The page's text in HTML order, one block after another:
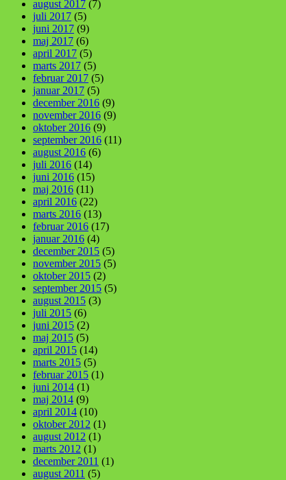
august 2017 (7)
juli 2017 (5)
juni 2017 (9)
maj 2017 (6)
april 2017 (5)
marts 2017 (5)
februar 2017 (5)
januar 2017 (5)
december 2016 (9)
november 2016 (9)
oktober 2016 (9)
september 2016 (11)
august 2016 (6)
juli 2016 (14)
juni 2016 (15)
maj 2016 (11)
april 2016 (22)
marts 2016 (13)
februar 2016 (17)
januar 2016 (4)
december 2015 (5)
november 2015 (5)
oktober 2015 (2)
september 2015 (5)
august 2015 (3)
juli 2015 (6)
juni 2015 (2)
maj 2015 (5)
april 2015 (14)
marts 2015 (5)
februar 2015 (1)
juni 2014 (1)
maj 2014 (9)
april 2014 (10)
oktober 2012 (1)
august 2012 (1)
marts 2012 (1)
december 2011 (1)
august 2011 (5)